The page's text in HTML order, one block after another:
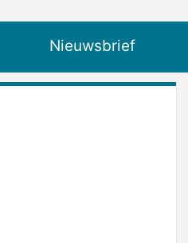
Nieuwsbrief